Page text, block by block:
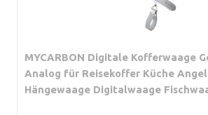
MYCARBON Digitale Kofferwaage
Analog für Reisekoffer Küche
Hängewaage Digitalwaage